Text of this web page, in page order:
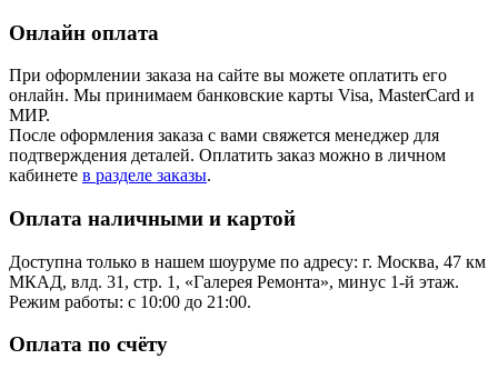
Онлайн оплата
При оформлении заказа на сайте вы можете оплатить его
онлайн. Мы принимаем банковские карты Visa, MasterCard и
МИР.
После оформления заказа с вами свяжется менеджер для
подтверждения деталей. Оплатить заказ можно в личном
кабинете в разделе заказы.
Оплата наличными и картой
Доступна только в нашем шоуруме по адресу: г. Москва, 47 км
МКАД, влд. 31, стр. 1, «Галерея Ремонта», минус 1‑й этаж.
Режим работы: с 10:00 до 21:00.
Оплата по счёту